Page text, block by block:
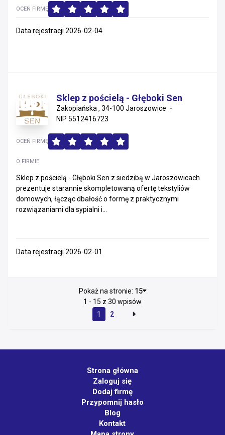
OCEŃ FIRMĘ
Data rejestracji 2026-02-04
Sklep z pościelą - Głęboki Sen
Zakopiańska , 34-100 Jaroszowice
NIP 5512416723
O FIRMIE
Sklep z pościelą - Głęboki Sen z siedzibą w Jaroszowicach
prezentuje starannie skompletowaną ofertę tekstyliów
domowych, łącząc dbałość o formę z praktycznymi
rozwiązaniami dla sypialni i...
OCEŃ FIRMĘ
Data rejestracji 2026-02-01
Pokaż na stronie: 15
1 - 15 z 30 wpisów
1
2
Strona główna
Zaloguj się
Dodaj firmę
Przypomnij hasło
Blog
Kontakt